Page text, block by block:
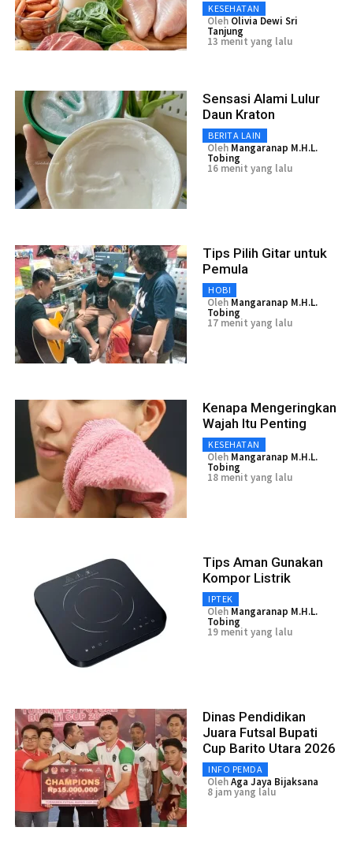
KESEHATAN
Oleh Olivia Dewi Sri
Tanjung
13 menit yang lalu
Sensasi Alami Lulur
Daun Kraton
BERITA LAIN
Oleh Mangaranap M.H.L.
Tobing
16 menit yang lalu
Tips Pilih Gitar untuk
Pemula
HOBI
Oleh Mangaranap M.H.L.
Tobing
17 menit yang lalu
Kenapa Mengeringkan
Wajah Itu Penting
KESEHATAN
Oleh Mangaranap M.H.L.
Tobing
18 menit yang lalu
Tips Aman Gunakan
Kompor Listrik
IPTEK
Oleh Mangaranap M.H.L.
Tobing
19 menit yang lalu
Dinas Pendidikan
Juara Futsal Bupati
Cup Barito Utara 2026
INFO PEMDA
OlehAga Jaya Bijaksana
8 jam yang lalu